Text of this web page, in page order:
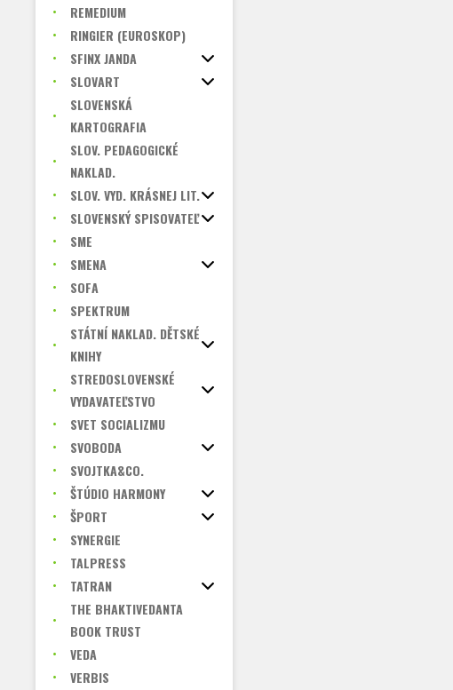
REMEDIUM
RINGIER (EUROSKOP)
SFINX JANDA
SLOVART
SLOVENSKÁ
KARTOGRAFIA
SLOV. PEDAGOGICKÉ
NAKLAD.
SLOV. VYD. KRÁSNEJ LIT.
SLOVENSKÝ SPISOVATEĽ
SME
SMENA
SOFA
SPEKTRUM
STÁTNÍ NAKLAD. DĚTSKÉ
KNIHY
STREDOSLOVENSKÉ
VYDAVATEĽSTVO
SVET SOCIALIZMU
SVOBODA
SVOJTKA&CO.
ŠTÚDIO HARMONY
ŠPORT
SYNERGIE
TALPRESS
TATRAN
THE BHAKTIVEDANTA
BOOK TRUST
VEDA
VERBIS